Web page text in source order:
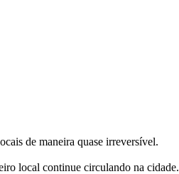
de maneira quase irreversível.
local continue circulando na cidade.